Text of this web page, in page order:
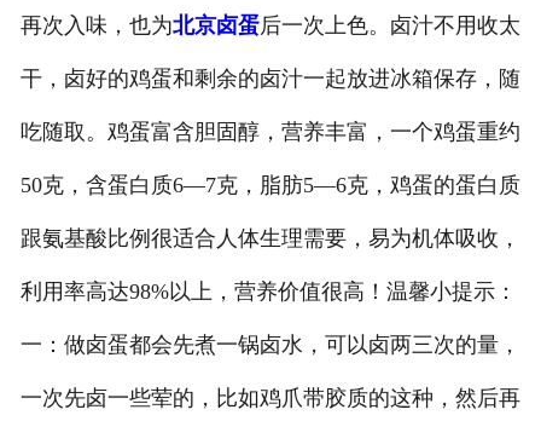
再次入味，也为北京卤蛋后一次上色。卤汁不用收太
干，卤好的鸡蛋和剩余的卤汁一起放进冰箱保存，随
吃随取。鸡蛋富含胆固醇，营养丰富，一个鸡蛋重约
50克，含蛋白质6—7克，脂肪5—6克，鸡蛋的蛋白质
跟氨基酸比例很适合人体生理需要，易为机体吸收，
利用率高达98%以上，营养价值很高！温馨小提示：
一：做卤蛋都会先煮一锅卤水，可以卤两三次的量，
一次先卤一些荤的，比如鸡爪带胶质的这种，然后再